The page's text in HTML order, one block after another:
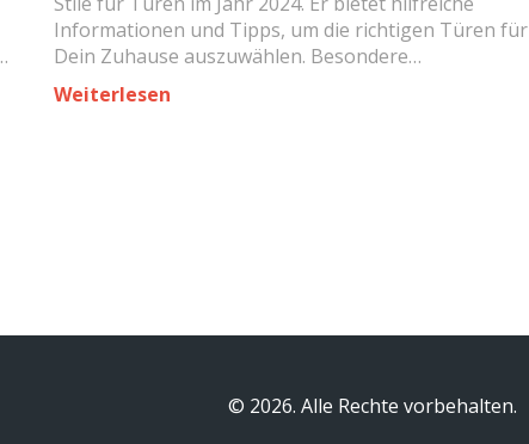
Informationen und Tipps, um die richtigen Türen für
Dein Zuhause auszuwählen. Besondere
Aufmerksamkeit wird auf moderne Designs und
Materialien gelegt, die aktuell im Trend liegen. Ein
Weiterlesen
© 2026. Alle Rechte vorbehalten.